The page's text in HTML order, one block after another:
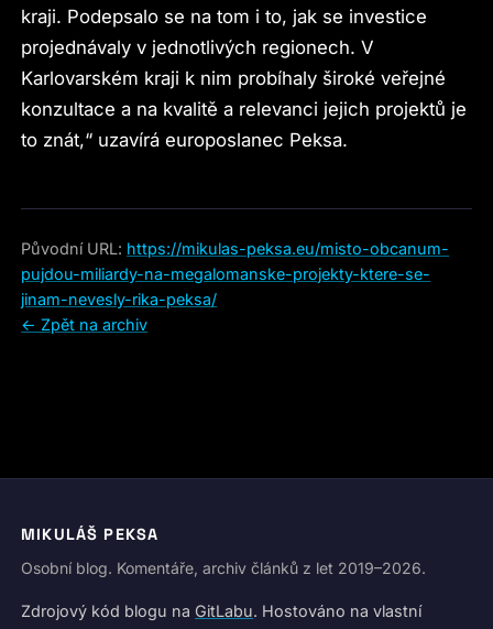
kraji. Podepsalo se na tom i to, jak se investice
projednávaly v jednotlivých regionech. V
Karlovarském kraji k nim probíhaly široké veřejné
konzultace a na kvalitě a relevanci jejich projektů je
to znát,“ uzavírá europoslanec Peksa.
Původní URL: https://mikulas-peksa.eu/misto-obcanum-
pujdou-miliardy-na-megalomanske-projekty-ktere-se-
jinam-nevesly-rika-peksa/
← Zpět na archiv
MIKULÁŠ PEKSA
Osobní blog. Komentáře, archiv článků z let 2019–2026.
Zdrojový kód blogu na GitLabu. Hostováno na vlastní